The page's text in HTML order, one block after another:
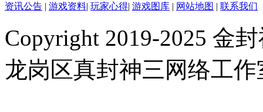
资讯公告 | 游戏资料| 玩家心得| 游戏图库 | 网站地图 | 联系我们
Copyright 2019-2025 金
龙岗区真封神三网络工